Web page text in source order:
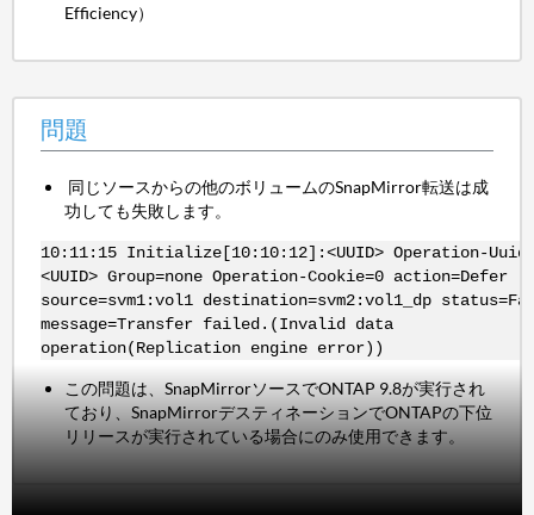
Efficiency）
問題
同じソースからの他のボリュームのSnapMirror転送は成
功しても失敗します。
10:11:15 Initialize[10:10:12]:<UUID> Operation-
<UUID> Group=none Operation-Cookie=0 action=Defer
source=svm1:vol1 destination=svm2:vol1_dp
message=Transfer failed.(Invalid data
operation(Replication engine error))
この問題は、SnapMirrorソースでONTAP 9.8が実行され
ており、SnapMirrorデスティネーションでONTAPの下位
リリースが実行されている場合にのみ使用できます。